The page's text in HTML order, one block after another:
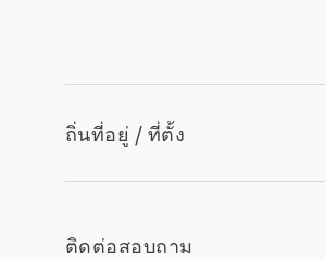
ถิ่นที่อยู่ / ที่ตั้ง
ติดต่อสอบถาม